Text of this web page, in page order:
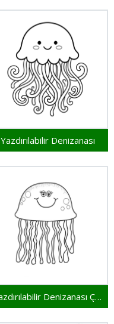
Yazdırılabilir Denizanası
Yazdırılabilir Denizanası Çocuklar İçin